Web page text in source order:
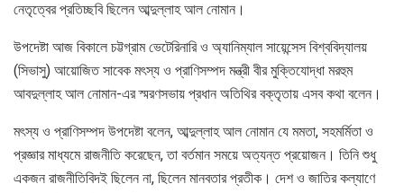
নেতৃত্বের প্রতিচ্ছবি ছিলেন আব্দুল্লাহ আল নোমান।
উপদেষ্টা আজ বিকালে চট্টগ্রাম ভেটেরিনারি ও অ্যানিম্যাল সায়েন্সেস বিশ্ববিদ্যালয়
(সিভাসু) আয়োজিত সাবেক মৎস্য ও প্রাণিসম্পদ মন্ত্রী বীর মুক্তিযোদ্ধা মরহুম
আবদুল্লাহ আল নোমান-এর স্মরণসভায় প্রধান অতিথির বক্তৃতায় এসব কথা বলেন।
মৎস্য ও প্রাণিসম্পদ উপদেষ্টা বলেন, আব্দুল্লাহ আল নোমান যে মমতা, সহমর্মিতা ও
প্রজ্ঞার মাধ্যমে রাজনীতি করেছেন, তা বর্তমান সময়ে অত্যন্ত প্রয়োজন। তিনি শুধু
একজন রাজনীতিবিদই ছিলেন না, ছিলেন মানবতার প্রতীক। দেশ ও জাতির কল্যাণে